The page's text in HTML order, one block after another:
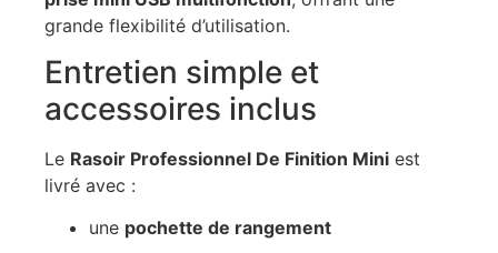
grande flexibilité d’utilisation.
Entretien simple et
accessoires inclus
Le Rasoir Professionnel De Finition Mini est
livré avec :
une pochette de rangement